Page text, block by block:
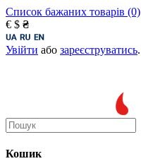
Список бажаних товарів (0)
€ $ ₴
Увійти або зареєструватись.
Кошик